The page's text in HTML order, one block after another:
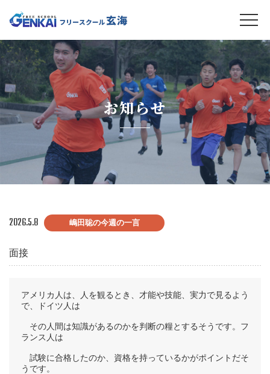
お知らせ
2026.5.8 嶋田聡の今週の一言
面接
アメリカ人は、人を観るとき、才能や技能、実力で見るよう
で、ドイツ人は
その人間は知識があるのかを判断の糧とするそうです。フ
ランス人は
試験に合格したのか、資格を持っているかがポイントだそ
うです。